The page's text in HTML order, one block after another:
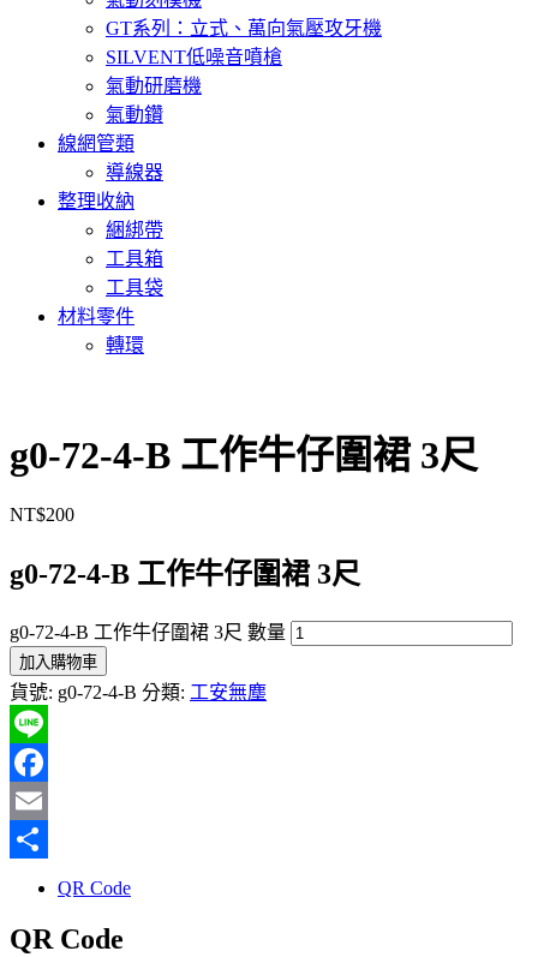
GT系列：立式、萬向氣壓攻牙機
SILVENT低噪音噴槍
氣動研磨機
氣動鑽
線網管類
導線器
整理收納
綑綁帶
工具箱
工具袋
材料零件
轉環
g0-72-4-B 工作牛仔圍裙 3尺
NT$200
g0-72-4-B 工作牛仔圍裙 3尺
g0-72-4-B 工作牛仔圍裙 3尺 數量
加入購物車
貨號: g0-72-4-B 分類: 工安無塵
Line
Facebook
Email
QR Code
QR Code